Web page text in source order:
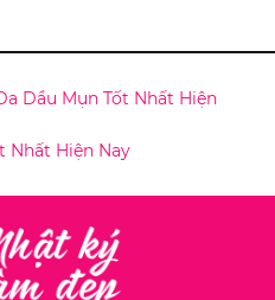
Dầu Mụn Tốt Nhất Hiện
Nhất Hiện Nay